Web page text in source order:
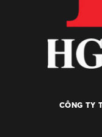
CÔNG TY